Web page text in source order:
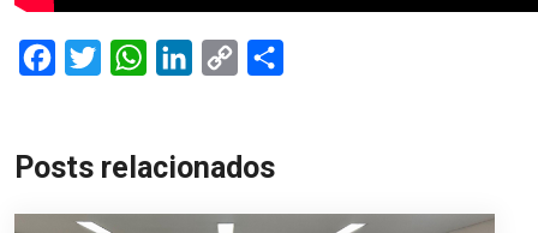
FacebookTwitterWhatsAppLinkedIn
Copy
Posts relacionados